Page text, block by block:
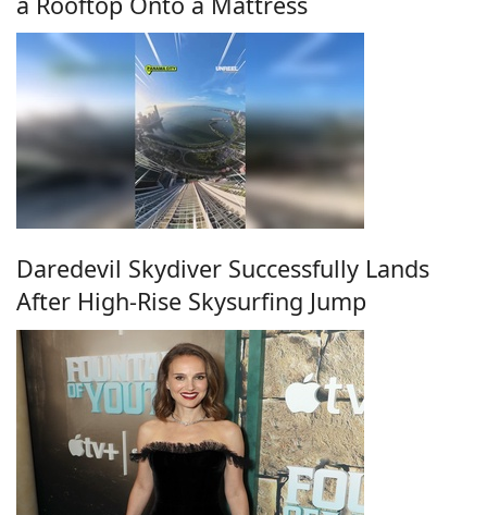
Daredevil Skydiver Successfully Lands
After High-Rise Skysurfing Jump